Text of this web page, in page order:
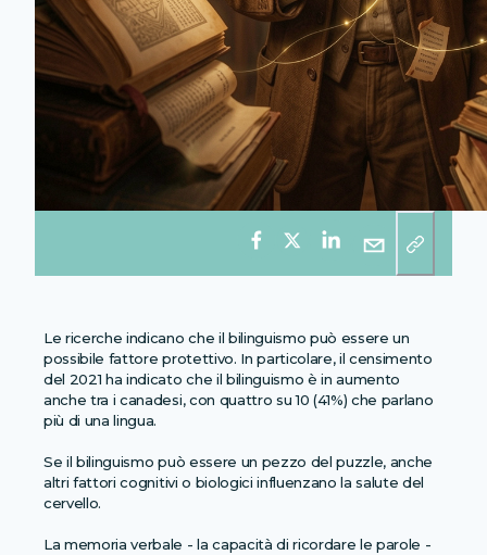
Le ricerche indicano che il bilinguismo può essere un
possibile fattore protettivo. In particolare, il censimento
del 2021 ha indicato che il bilinguismo è in aumento
anche tra i canadesi, con quattro su 10 (41%) che parlano
più di una lingua.
Se il bilinguismo può essere un pezzo del puzzle, anche
altri fattori cognitivi o biologici influenzano la salute del
cervello.
La memoria verbale - la capacità di ricordare le parole -